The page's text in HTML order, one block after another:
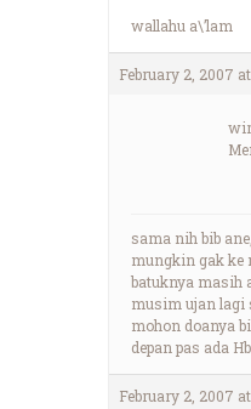
wallahu a\’lam
February 2, 2007
sama nih bib
mungkin gak ke
batuknya masih
musim ujan lagi
mohon doanya
depan pas ada
February 2, 2007